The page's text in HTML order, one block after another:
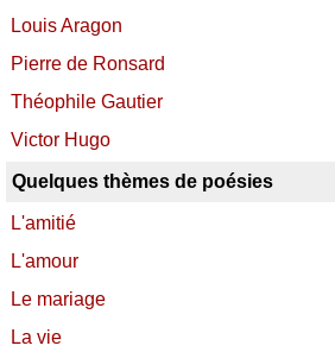
Louis Aragon
Pierre de Ronsard
Théophile Gautier
Victor Hugo
Quelques thèmes de poésies
L'amitié
L'amour
Le mariage
La vie